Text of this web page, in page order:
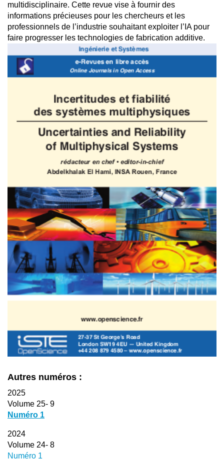
multidisciplinaire. Cette revue vise à fournir des
informations précieuses pour les chercheurs et les
professionnels de l’industrie souhaitant exploiter l’IA pour
faire progresser les technologies de fabrication additive.
Autres numéros :
2025
Volume 25- 9
Numéro 1
2024
Volume 24- 8
Numéro 1